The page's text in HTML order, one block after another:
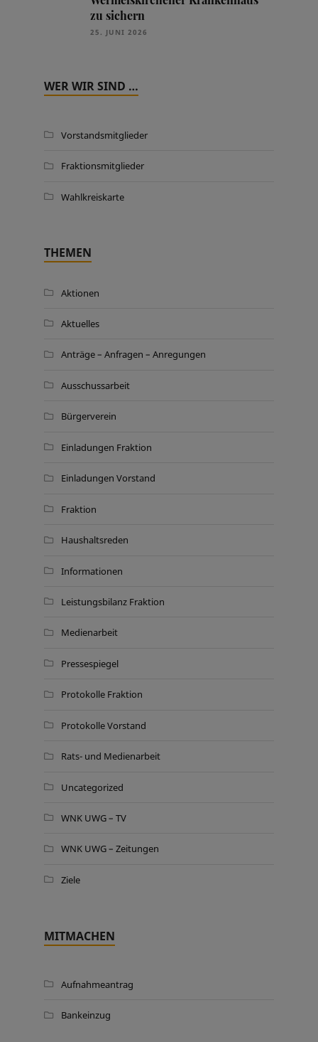
zu sichern
25. JUNI 2026
WER WIR SIND …
Vorstandsmitglieder
Fraktionsmitglieder
Wahlkreiskarte
THEMEN
Aktionen
Aktuelles
Anträge – Anfragen – Anregungen
Ausschussarbeit
Bürgerverein
Einladungen Fraktion
Einladungen Vorstand
Fraktion
Haushaltsreden
Informationen
Leistungsbilanz Fraktion
Medienarbeit
Pressespiegel
Protokolle Fraktion
Protokolle Vorstand
Rats- und Medienarbeit
Uncategorized
WNK UWG – TV
WNK UWG – Zeitungen
Ziele
MITMACHEN
Aufnahmeantrag
Bankeinzug